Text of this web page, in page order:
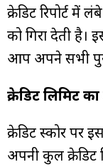
क्रेडिट रिपोर्ट
को गिरा देती
आप अपने सभी
क्रेडिट लिमिट
क्रेडिट स्कोर पर
अपनी कुल क्रेडिट